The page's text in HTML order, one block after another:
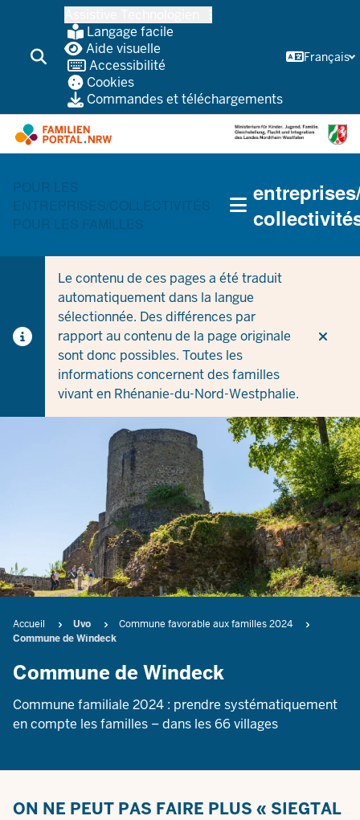
contenu
Langage facile
Aide visuelle
Accessibilité
Cookies
Commandes et téléchargements
Français
POUR LES
ENTREPRISES/COLLECTIVITÉS
POUR LES FAMILLES
(TRÄGERBEREICH)
Le contenu de ces pages a été traduit
automatiquement dans la langue
sélectionnée. Des différences par
rapport au contenu de la page originale
sont donc possibles. Toutes les
informations concernent des familles
vivant en Rhénanie-du-Nord-Westphalie.
Breadcrumb
Accueil Uvo
Commune favorable aux familles 2024
Commune de Windeck
Commune de Windeck
Commune familiale 2024 : prendre systématiquement
en compte les familles – dans les 66 villages
ON NE PEUT PAS FAIRE PLUS « SIEGTAL